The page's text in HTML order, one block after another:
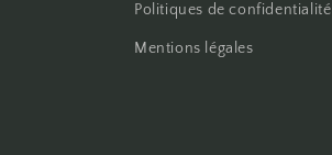
Politiques de confidentialité
Mentions légales